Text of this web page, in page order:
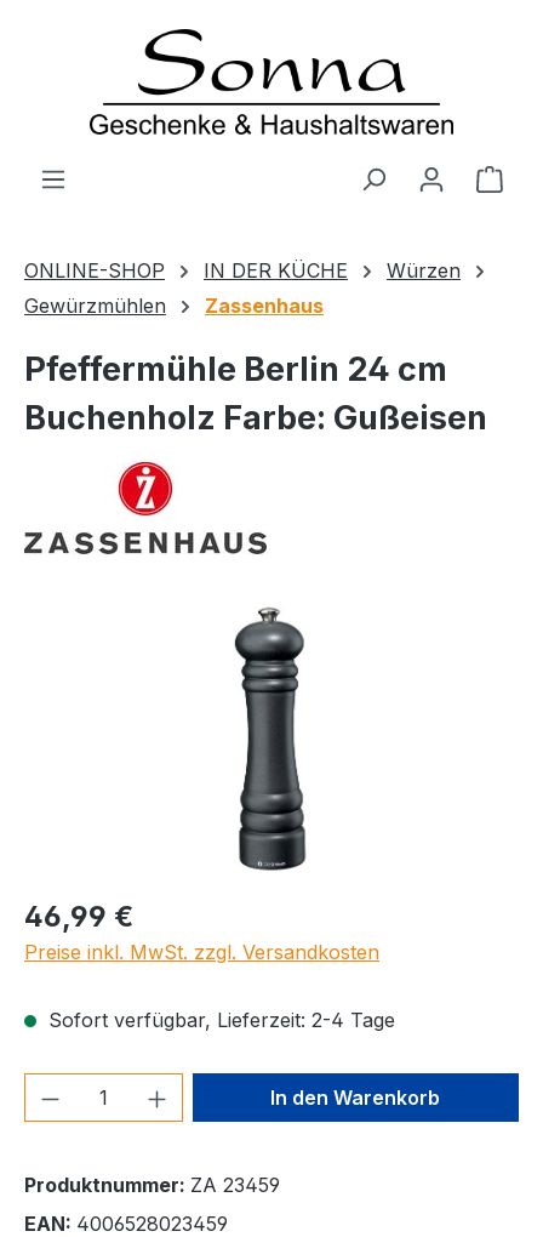
Zum Hauptinhalt springen
ONLINE-SHOP IN DER KÜCHE
Würzen
Gewürzmühlen
Zassenhaus
Pfeffermühle Berlin 24 cm
Buchenholz Farbe: Gußeisen
Regulärer Preis:
46,99 €
Preise inkl. MwSt. zzgl. Versandkosten
Sofort verfügbar, Lieferzeit: 2-4 Tage
Produkt Anzahl: Gib denIn den Warenkorb
Produktnummer: ZA 23459
EAN: 4006528023459